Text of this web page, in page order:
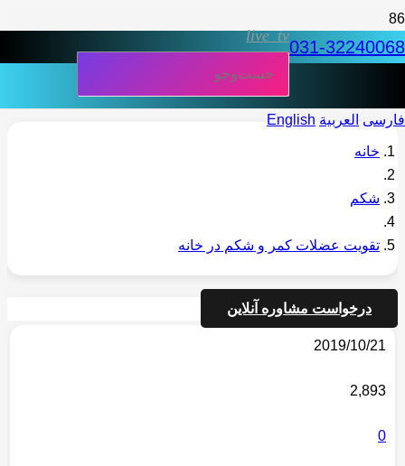
031-32240068
live_tv
فارسی العربية English
خانه
شکم
تقویت عضلات کمر و شکم در خانه
درخواست مشاوره آنلاین
2019/10/21
2,893
0